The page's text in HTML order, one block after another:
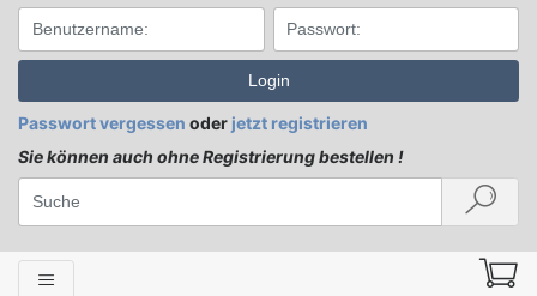
Login
Passwort vergessen oder jetzt registrieren
Sie können auch ohne Registrierung bestellen !